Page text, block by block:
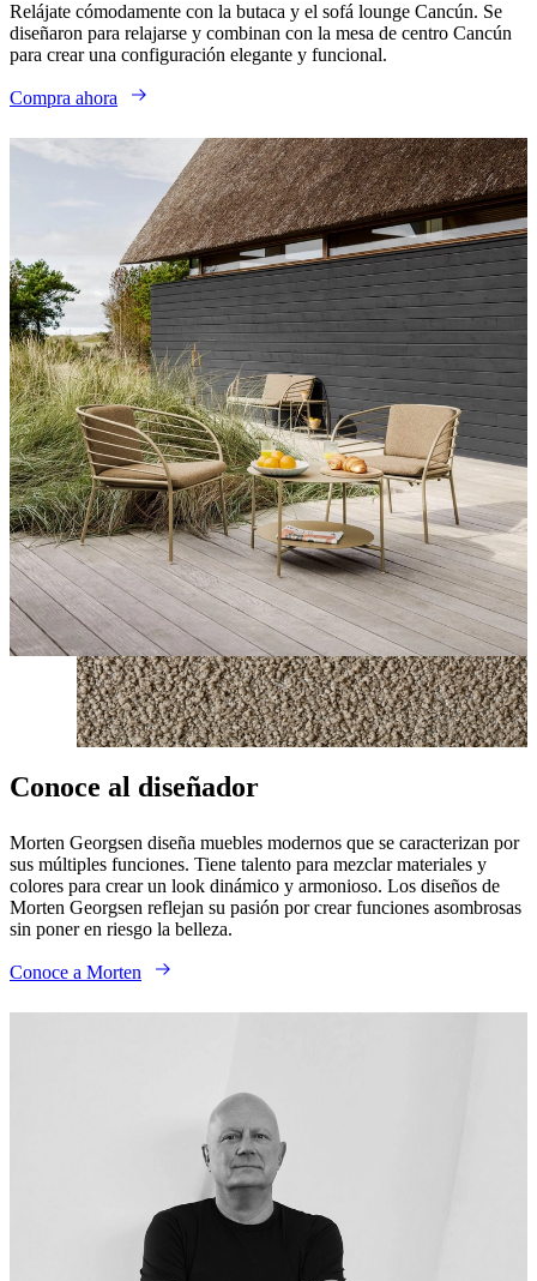
Relájate cómodamente con la butaca y el sofá lounge Cancún. Se
diseñaron para relajarse y combinan con la mesa de centro Cancún
para crear una configuración elegante y funcional.
Compra ahora
Conoce al diseñador
Morten Georgsen diseña muebles modernos que se caracterizan por
sus múltiples funciones. Tiene talento para mezclar materiales y
colores para crear un look dinámico y armonioso. Los diseños de
Morten Georgsen reflejan su pasión por crear funciones asombrosas
sin poner en riesgo la belleza.
Conoce a Morten